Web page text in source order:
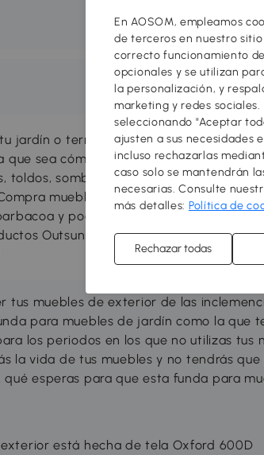
jardín o terraza en tu zona favorita.
que sea cómodo, práctico y acogedor.
toldos, sombrillas, suelos de exterior,
muebles de exterior cómodos y
y podrás disfrutar al máximo del
Outsunny tus eventos y fiestas
tus muebles de exterior de las
para muebles de jardín como la que
los periodos en los que no utilizas tus
la vida de tus muebles y no tendrás
qué esperas para que esta funda para
está hecha de tela Oxford 600D
En AOSOM, empleamos
de terceros en nuestro
correcto funcionamiento
opcionales y se utilizan
la personalización, y
marketing y redes
seleccionando "Aceptar
ajusten a sus necesidades
incluso rechazarlas
caso solo se mantendrán
necesarias. Consulte
más detalles: Política de
Rechazar todas